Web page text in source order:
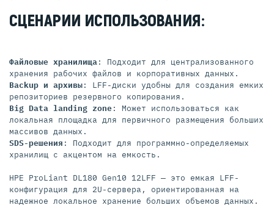
СЦЕНАРИИ ИСПОЛЬЗОВАНИЯ:
Файловые хранилища: Подходит для централизованного
хранения рабочих файлов и корпоративных данных.
Backup и архивы: LFF-диски удобны для создания емких
репозиториев резервного копирования.
Big Data landing zone: Может использоваться как
локальная площадка для первичного размещения больших
массивов данных.
SDS-решения : Подходит для программно-определяемых
хранилищ с акцентом на емкость.
HPE ProLiant DL180 Gen10 12LFF — это емкая LFF-
конфигурация для 2U-сервера, ориентированная на
надежное локальное хранение больших объемов данных.